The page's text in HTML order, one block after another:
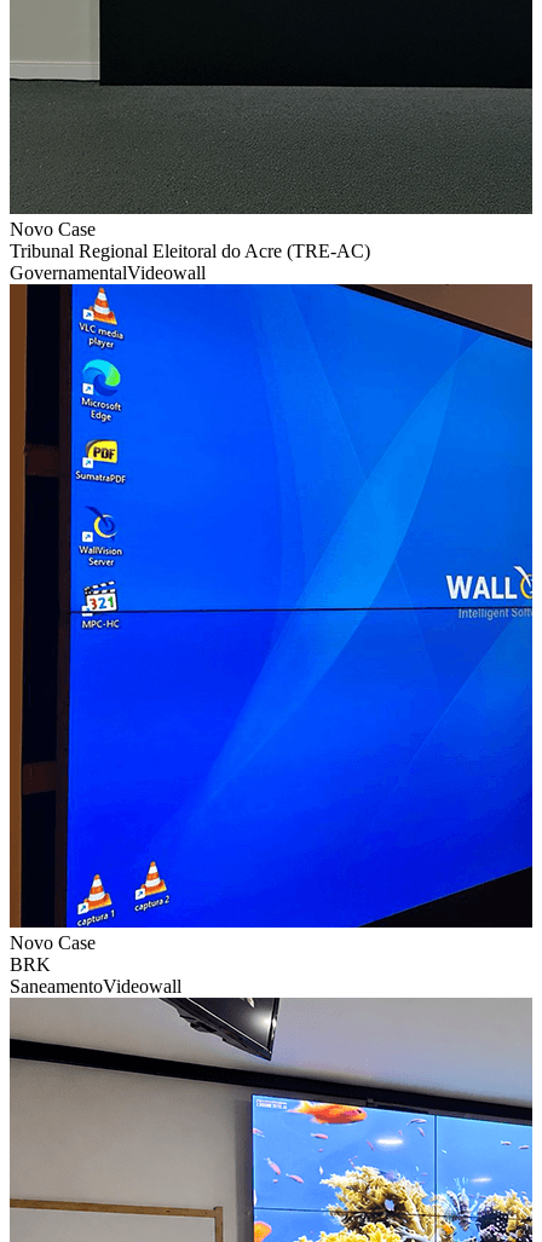
Novo Case
Tribunal Regional Eleitoral do Acre (TRE-AC)
GovernamentalVideowall
Novo Case
BRK
SaneamentoVideowall